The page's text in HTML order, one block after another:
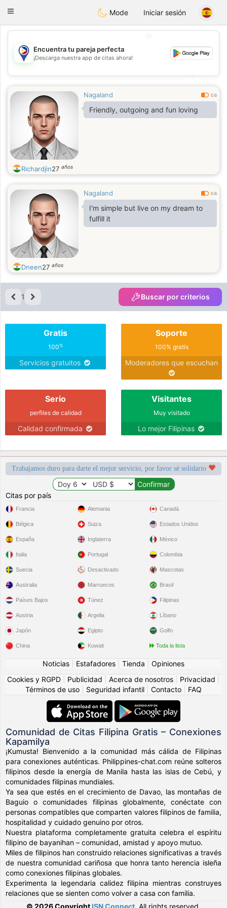
Philippines Chat
Toggle
Mode Iniciar sesión
💖
💕
Encuentra tu pareja perfecta
¡Descarga nuestra app de citas ahora!
Nagaland 0.6
Friendly, outgoing and fun loving
Richardjin27 años
Nagaland 0.6
I'm simple but live on my dream to
fulfill it
Dneen27 años
1 Buscar por criterios
Gratis
100%
Servicios gratuitos
Soporte
100% gratis
Moderadores que escuchan
Serio
perfiles de calidad
Calidad confirmada
Visitantes
Muy visitado
Lo mejor Filipinas
Trabajamos duro para darte el mejor servicio, por favor sé solidario
Citas por país
Francia
Bélgica
España
Italia
Suecia
Alemania
Suiza
Inglaterra
Portugal
Desactivado
Canadá
Estados Unidos
México
Colombia
Mascotas
Australia
Países Bajos
Austria
Japón
China
Marruecos
Túnez
Argelia
Egipto
Kuwait
Brasil
Filipinas
Líbano
Golfo
Toda la lista
Noticias Estafadores Tienda
Opiniones
Cookies y RGPD
Publicidad Acerca de nosotros Privacidad
Términos de uso
Seguridad infantil Contacto FAQ
Comunidad de Citas Filipina Gratis – Conexiones
Kapamilya
¡Kumusta! Bienvenido a la comunidad más cálida de Filipinas
para conexiones auténticas. Philippines-chat.com reúne solteros
filipinos desde la energía de Manila hasta las islas de Cebú, y
comunidades filipinas mundiales.
Ya sea que estés en el crecimiento de Davao, las montañas de
Baguio o comunidades filipinas globalmente, conéctate con
personas compatibles que comparten valores filipinos de familia,
hospitalidad y cuidado genuino por otros.
Nuestra plataforma completamente gratuita celebra el espíritu
filipino de bayanihan – comunidad, amistad y apoyo mutuo.
Miles de filipinos han construido relaciones significativas a través
de nuestra comunidad cariñosa que honra tanto herencia isleña
como conexiones filipinas globales.
Experimenta la legendaria calidez filipina mientras construyes
relaciones que se sienten como volver a casa con familia.
© 2026 Copyright ISN Connect All rights reserved.